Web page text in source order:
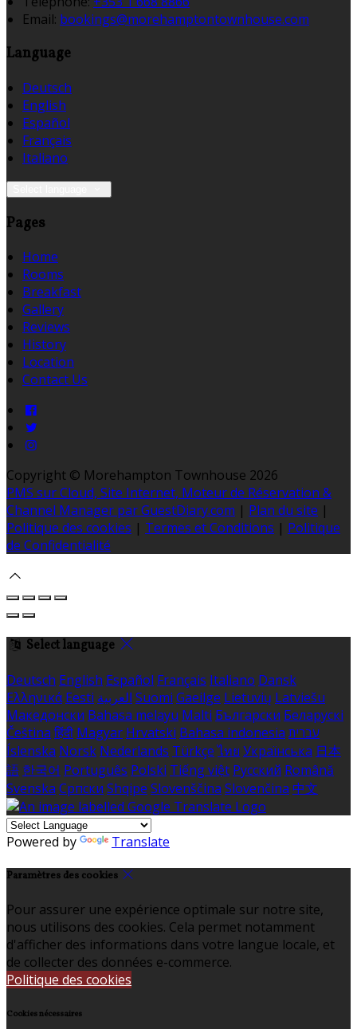
Email: bookings@morehamptontownhouse.com
Language
Deutsch
English
Español
Français
Italiano
Pages
Home
Rooms
Breakfast
Gallery
Reviews
History
Location
Contact Us
Copyright © Morehampton Townhouse 2026
PMS sur Cloud, Site Internet, Moteur de Réservation &
Channel Manager par GuestDiary.com | Plan du site |
Politique des cookies | Termes et Conditions | Politique
de Confidentialité
Select language
Deutsch English Español Français Italiano Dansk
Ελληνικά Eesti العربية Suomi Gaeilge Lietuvių Latviešu
Македонски Bahasa melayu Malti Български Беларускі
Čeština हिंदी Magyar Hrvatski Bahasa indonesia עברית
Íslenska Norsk Nederlands Türkçe ไทย Українська 日本
語 한국어 Português Polski Tiếng việt Русский Română
Svenska Српски Shqipe Slovenščina Slovenčina 中文
Powered by Translate
Paramètres des cookies
Pour assurer une expérience optimale sur notre site,
nous utilisons des cookies. Cela permet notamment
d'afficher des informations dans votre langue locale, et
de collecter des données e-commerce.
Politique des cookies
Cookies nécessaires